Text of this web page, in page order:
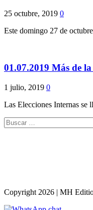
25 octubre, 2019 0
Este domingo 27 de
01.07.2019 Más de
1 julio, 2019 0
Las Elecciones Internas se
Buscar:
Copyright 2026 | MH